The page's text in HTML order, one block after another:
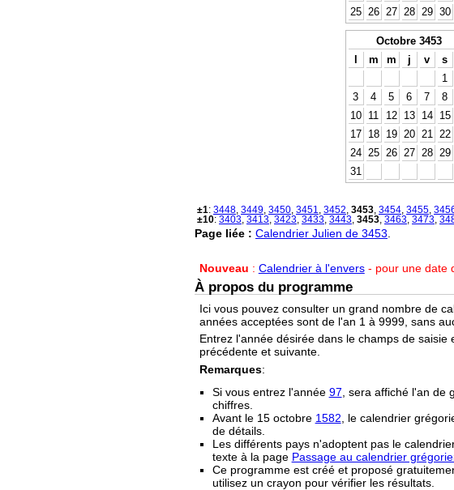
25
26 27 28 29 30
Octobre 3453
l
m m j v s
1
3
4 5 6 7 8
10
11 12 13 14 15
17
18 19 20 21 22
24
25 26 27 28 29
31
±1: 3448 3449 3450 3451 3452 3453 3454 3455
±10: 3403 3413 3423 3433 3443 3453 3463 3473
Page liée : Calendrier Julien de 3453
Nouveau : Calendrier à l'envers- pour une date
À propos du programme
Ici vous pouvez consulter un grand nombre de
années acceptées sont de l'an 1 à 9999, sans
Entrez l'année désirée dans le champs de
précédente et suivante.
Remarques:
Si vous entrez l'année 97 , sera affiché l'an
chiffres.
Avant le 15 octobre 1582 , le calendrier
de détails.
Les différents pays n'adoptent pas le
texte à la page Passage au calendrier
Ce programme est créé et proposé
utilisez un crayon pour vérifier les résultats.